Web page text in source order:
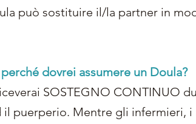
può sostituire il/la partner in
dovrei assumere un Doula?
SOSTEGNO CONTINUO
il puerperio. Mentre gli infermieri, i